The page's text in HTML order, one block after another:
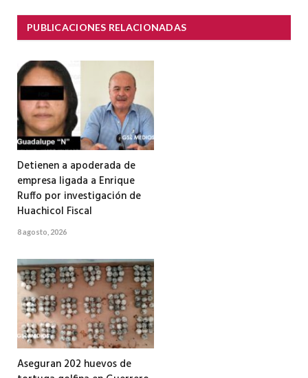
PUBLICACIONES RELACIONADAS
Detienen a apoderada de
empresa ligada a Enrique
Ruffo por investigación de
Huachicol Fiscal
8 agosto, 2026
Aseguran 202 huevos de